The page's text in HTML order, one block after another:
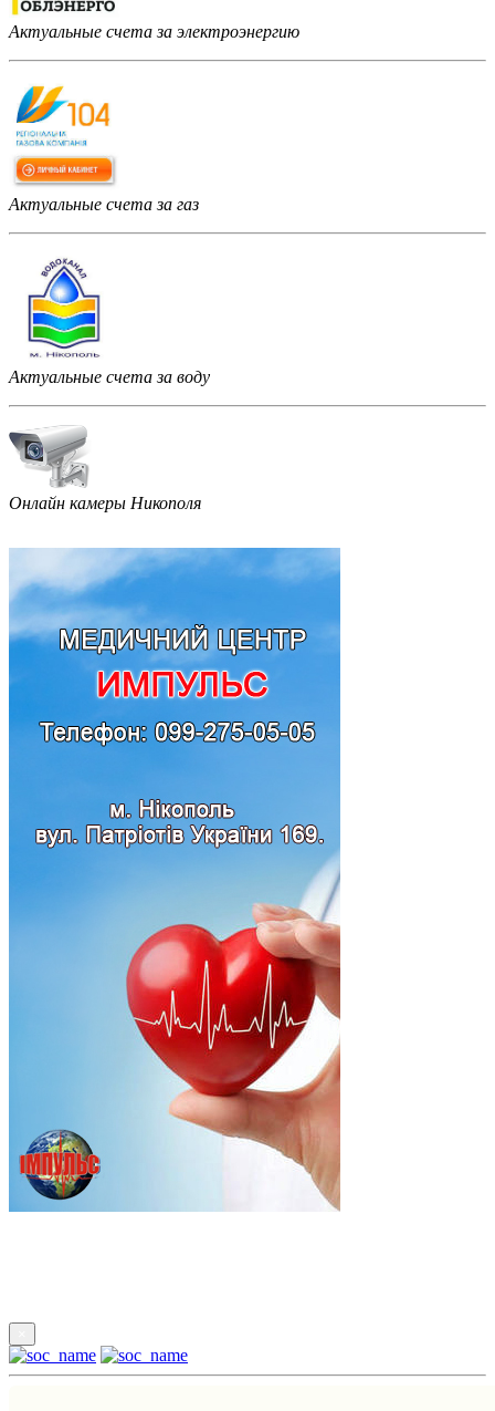
Актуальные счета за электроэнергию
Актуальные счета за газ
Актуальные счета за воду
Онлайн камеры Никополя